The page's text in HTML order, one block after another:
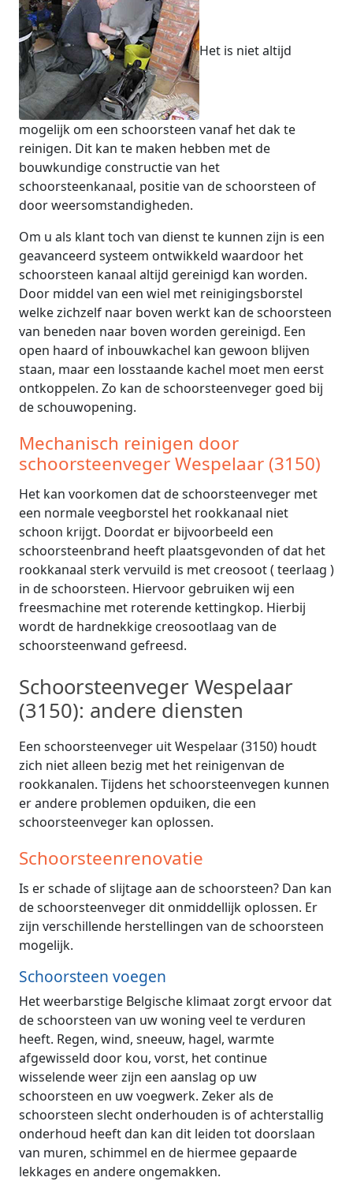
Het is niet altijd
mogelijk om een schoorsteen vanaf het dak te
reinigen. Dit kan te maken hebben met de
bouwkundige constructie van het
schoorsteenkanaal, positie van de schoorsteen of
door weersomstandigheden.
Om u als klant toch van dienst te kunnen zijn is een
geavanceerd systeem ontwikkeld waardoor het
schoorsteen kanaal altijd gereinigd kan worden.
Door middel van een wiel met reinigingsborstel
welke zichzelf naar boven werkt kan de schoorsteen
van beneden naar boven worden gereinigd. Een
open haard of inbouwkachel kan gewoon blijven
staan, maar een losstaande kachel moet men eerst
ontkoppelen. Zo kan de schoorsteenveger goed bij
de schouwopening.
Mechanisch reinigen door
schoorsteenveger Wespelaar (3150)
Het kan voorkomen dat de schoorsteenveger met
een normale veegborstel het rookkanaal niet
schoon krijgt. Doordat er bijvoorbeeld een
schoorsteenbrand heeft plaatsgevonden of dat het
rookkanaal sterk vervuild is met creosoot ( teerlaag )
in de schoorsteen. Hiervoor gebruiken wij een
freesmachine met roterende kettingkop. Hierbij
wordt de hardnekkige creosootlaag van de
schoorsteenwand gefreesd.
Schoorsteenveger Wespelaar
(3150): andere diensten
Een schoorsteenveger uit Wespelaar (3150) houdt
zich niet alleen bezig met het reinigenvan de
rookkanalen. Tijdens het schoorsteenvegen kunnen
er andere problemen opduiken, die een
schoorsteenveger kan oplossen.
Schoorsteenrenovatie
Is er schade of slijtage aan de schoorsteen? Dan kan
de schoorsteenveger dit onmiddellijk oplossen. Er
zijn verschillende herstellingen van de schoorsteen
mogelijk.
Schoorsteen voegen
Het weerbarstige Belgische klimaat zorgt ervoor dat
de schoorsteen van uw woning veel te verduren
heeft. Regen, wind, sneeuw, hagel, warmte
afgewisseld door kou, vorst, het continue
wisselende weer zijn een aanslag op uw
schoorsteen en uw voegwerk. Zeker als de
schoorsteen slecht onderhouden is of achterstallig
onderhoud heeft dan kan dit leiden tot doorslaan
van muren, schimmel en de hiermee gepaarde
lekkages en andere ongemakken.